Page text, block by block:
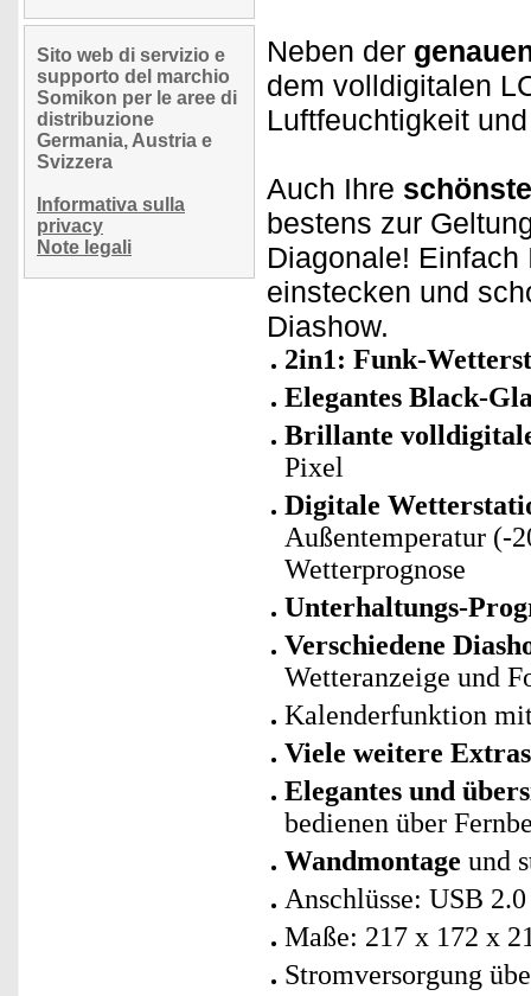
Sito web di servizio e
supporto del marchio
Somikon per le aree di
distribuzione
Germania, Austria e
Svizzera
Informativa sulla
privacy
Note legali
Neben der
dem volldigitalen
Luftfeuchtigkeit
Auch Ihre
bestens zur
Diagonale!
einstecken und
Diashow.
2in1: Funk-
Elegantes Black-
Brillante
Pixel
Digitale
Außentemperatur (-
Wetterprognose
Unterhaltungs-
Verschiedene
Wetteranzeige und
Kalenderfunktion
Viele weitere
Elegantes und
bedienen über
Wandmontage und
Anschlüsse: USB
Maße: 217 x 172 x
Stromversorgung